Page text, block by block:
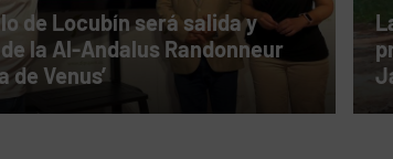
de Locubín será salida y
la Al-Andalus Randonneur
de Venus’